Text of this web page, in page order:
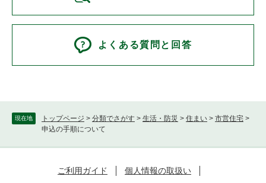
現在地 トップページ > 分類でさがす > 生活・防災 > 住まい > 市営住宅 >
申込の手順について
よくある質問と回答
ご利用ガイド
個人情報の取扱い